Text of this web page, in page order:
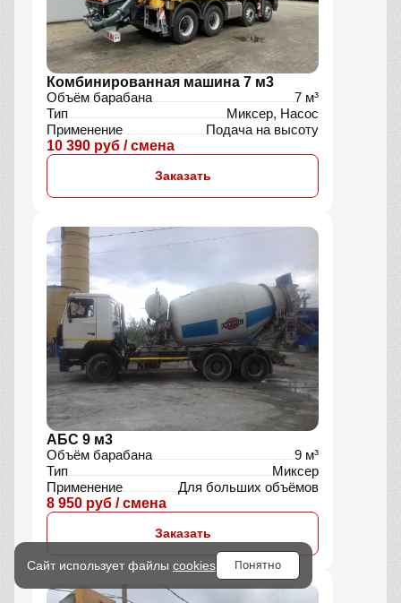
Заказать
Комбинированная машина 7 м3
Объём барабана
7 м³
Тип
Миксер, Насос
Применение
Подача на высоту
10 390 руб / смена
Заказать
Сайт использует файлы cookies Понятно